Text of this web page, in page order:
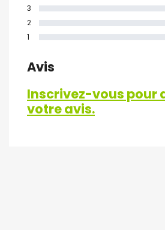
3
2
1
Avis
Inscrivez-vous pour
votre avis.